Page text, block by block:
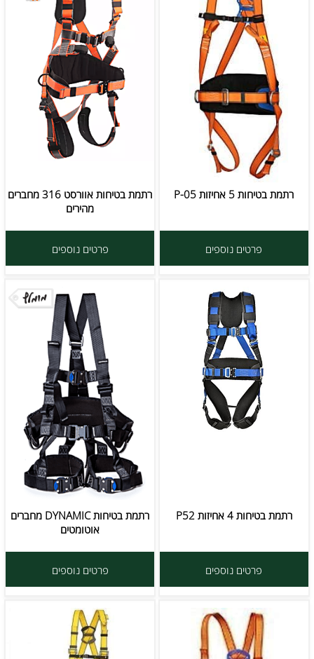
רתמת בטיחות 5 אחיזות P-05
פרטים נוספים
רתמת בטיחות אוורסט 316 מחברים
מהירים
פרטים נוספים
רתמת בטיחות 4 אחיזות P52
פרטים נוספים
רתמת בטיחות DYNAMIC מחברים
אוטומטים
פרטים נוספים